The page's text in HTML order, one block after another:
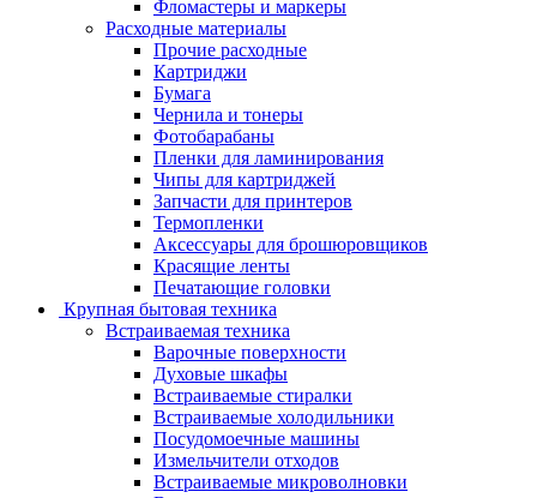
Фломастеры и маркеры
Расходные материалы
Прочие расходные
Картриджи
Бумага
Чернила и тонеры
Фотобарабаны
Пленки для ламинирования
Чипы для картриджей
Запчасти для принтеров
Термопленки
Аксессуары для брошюровщиков
Красящие ленты
Печатающие головки
Крупная бытовая техника
Встраиваемая техника
Варочные поверхности
Духовые шкафы
Встраиваемые стиралки
Встраиваемые холодильники
Посудомоечные машины
Измельчители отходов
Встраиваемые микроволновки